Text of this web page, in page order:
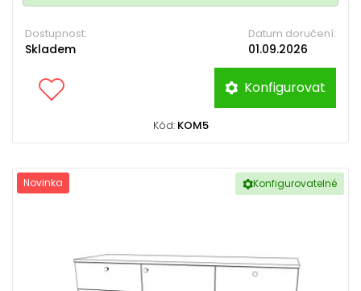
Dostupnost:
Skladem
Datum doručení:
01.09.2026
Konfigurovat
Kód: KOM5
Konfigurovatelné
Novinka